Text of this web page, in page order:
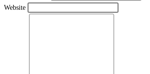
Website